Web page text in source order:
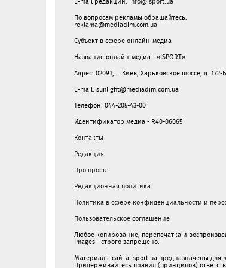
По вопросам рекламы обращайтесь:
reklama@mediadim.com.ua
Субъект в сфере онлайн-медиа
Название онлайн-медиа - «ISPORT»
Адрес: 02091, г. Киев, Харьковское шоссе, д.
E-mail: sunlight@mediadim.com.ua
Телефон: 044-205-43-00
Идентификатор медиа - R40-06065
Контакты
Редакция
Про проект
Редакционная политика
Политика в сфере конфиденциальности и
Пользовательское соглашение
Любое копирование, перепечатка и
Images - строго запрещено.
Материалы сайта isport.ua предназначены для
Придерживайтесь правил (принципов)